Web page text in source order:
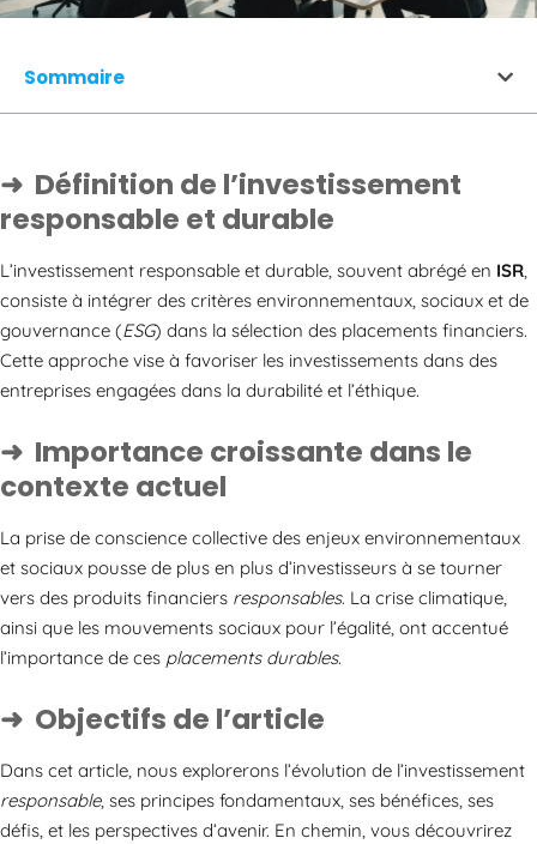
Sommaire
Définition de l’investissement
responsable et durable
L’investissement responsable et durable, souvent abrégé en ISR,
consiste à intégrer des critères environnementaux, sociaux et de
gouvernance (ESG) dans la sélection des placements financiers.
Cette approche vise à favoriser les investissements dans des
entreprises engagées dans la durabilité et l’éthique.
Importance croissante dans le
contexte actuel
La prise de conscience collective des enjeux environnementaux
et sociaux pousse de plus en plus d’investisseurs à se tourner
vers des produits financiers responsables. La crise climatique,
ainsi que les mouvements sociaux pour l’égalité, ont accentué
l’importance de ces placements durables.
Objectifs de l’article
Dans cet article, nous explorerons l’évolution de l’investissement
responsable, ses principes fondamentaux, ses bénéfices, ses
défis, et les perspectives d’avenir. En chemin, vous découvrirez